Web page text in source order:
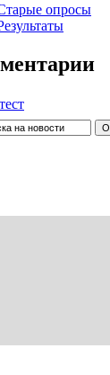
опросы
тест